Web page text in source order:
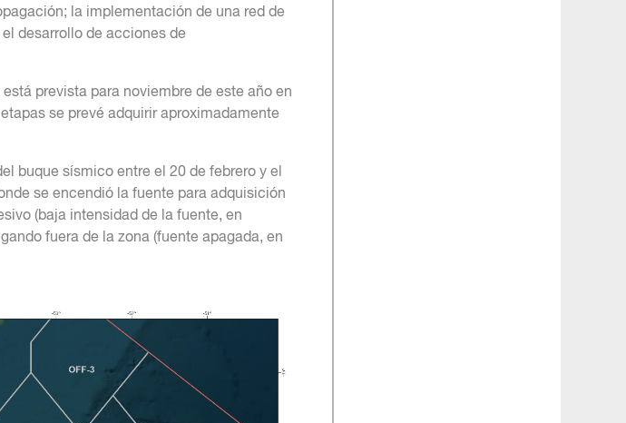
la implementación de una red de
desarrollo de acciones de
prevista para noviembre de este año en
se prevé adquirir aproximadamente
buque sísmico entre el 20 de febrero y el
se encendió la fuente para adquisición
(baja intensidad de la fuente, en
fuera de la zona (fuente apagada, en